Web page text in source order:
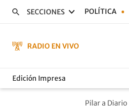
SECCIONES POLÍTICA
RADIO EN VIVO
Edición Impresa
Pilar a Diario